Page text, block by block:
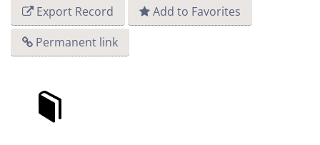
Export Record
Add to Favorites
Permanent link